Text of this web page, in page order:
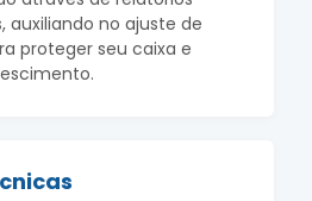
auxiliando no ajuste de
proteger seu caixa e